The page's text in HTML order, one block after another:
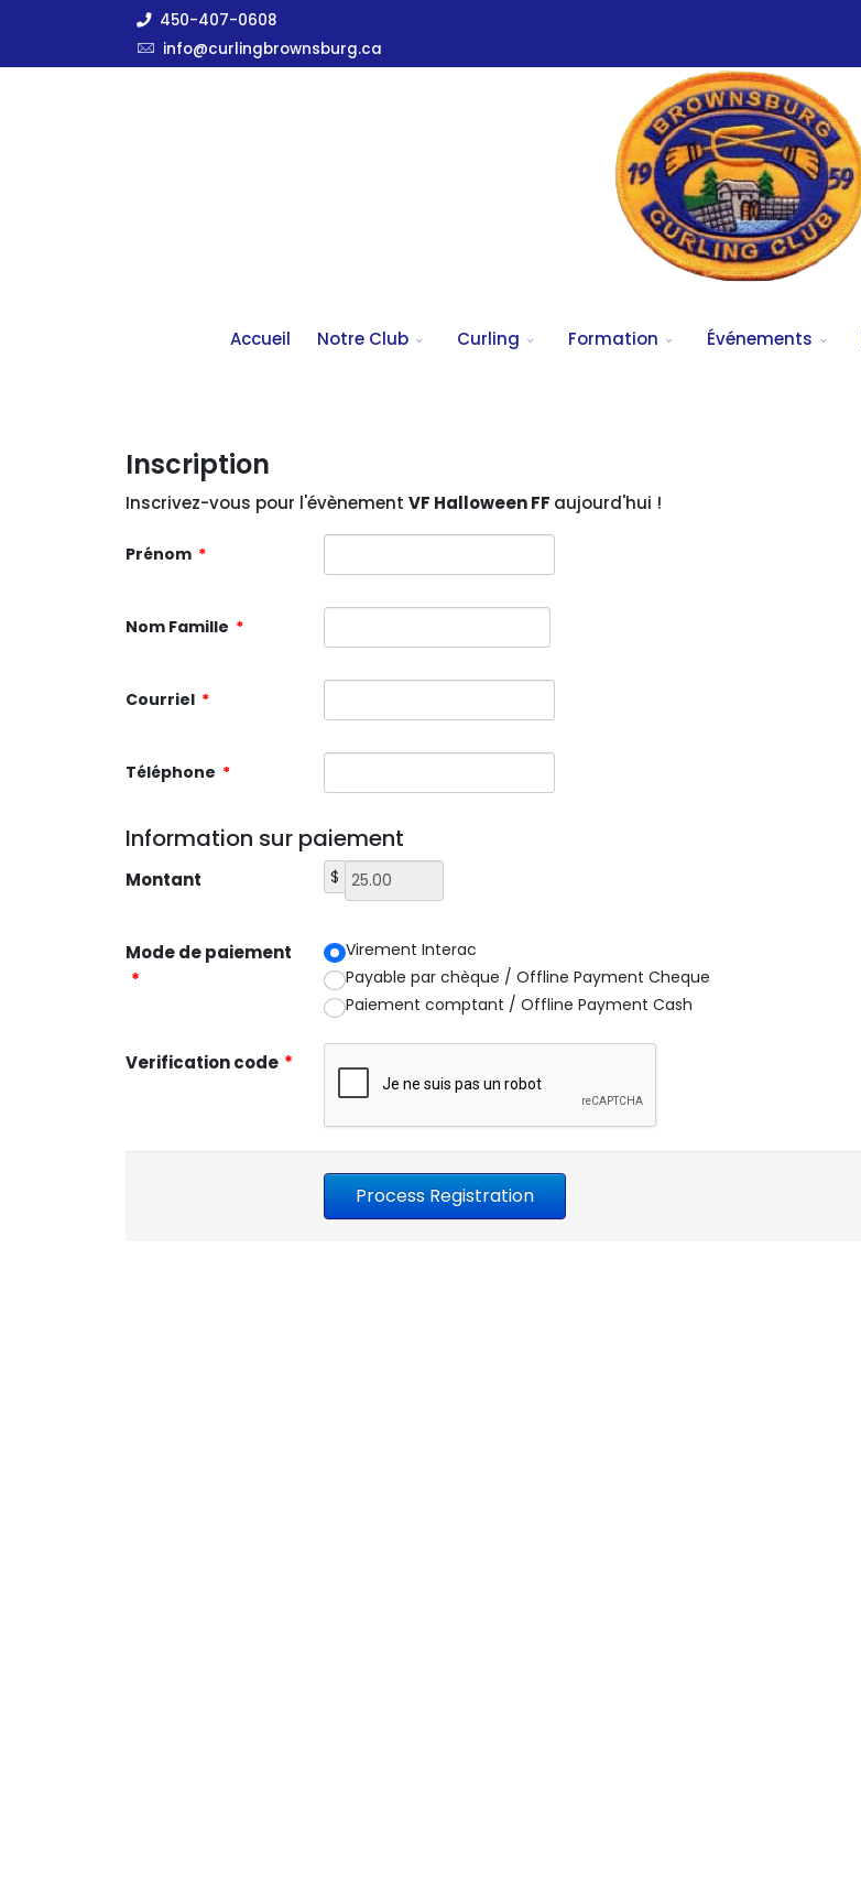
450-407-0608
info@curlingbrownsburg.ca
Accueil Notre Club Curling Formation Événements
Inscription
Inscrivez-vous pour l'évènement VF Halloween FF aujourd'hui !
Prénom *
Nom Famille *
Courriel *
Téléphone *
Information sur paiement
Montant $
Mode de paiement
*
Virement Interac
Payable par chèque / Offline Payment Cheque
Paiement comptant / Offline Payment Cash
Verification code *